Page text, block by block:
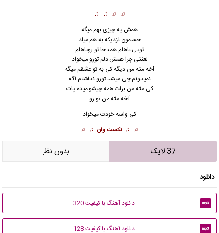
♫ ♫ ♫ ♫
همش یه چیزی بهم میگه
حسامون نزدیکه به هم میاد
تویی باهام همه جا تو رویاهام
لعنتی چرا همش دلم تورو میخواد
آخه مثه من دیگه کی به تو عشقم میگه
نمیدونم چی میشد تورو نداشتم اگه
کی مثه من برات همه چیشو میده پات
آخه مثه من تو رو
کی واسه خودت میخواد
♫ ♫ نکست وان ♫ ♫
37 لایک بدون نظر
دانلود
mp3 دانلود آهنگ با کیفیت 320
mp3 دانلود آهنگ با کیفیت 128